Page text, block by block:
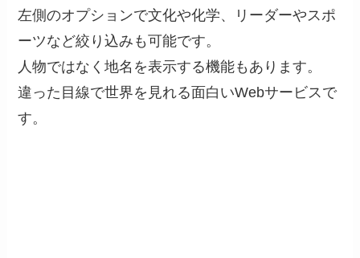
左側のオプションで文化や化学、リーダーやスポ
ーツなど絞り込みも可能です。
人物ではなく地名を表示する機能もあります。
違った目線で世界を見れる面白いWebサービスで
す。